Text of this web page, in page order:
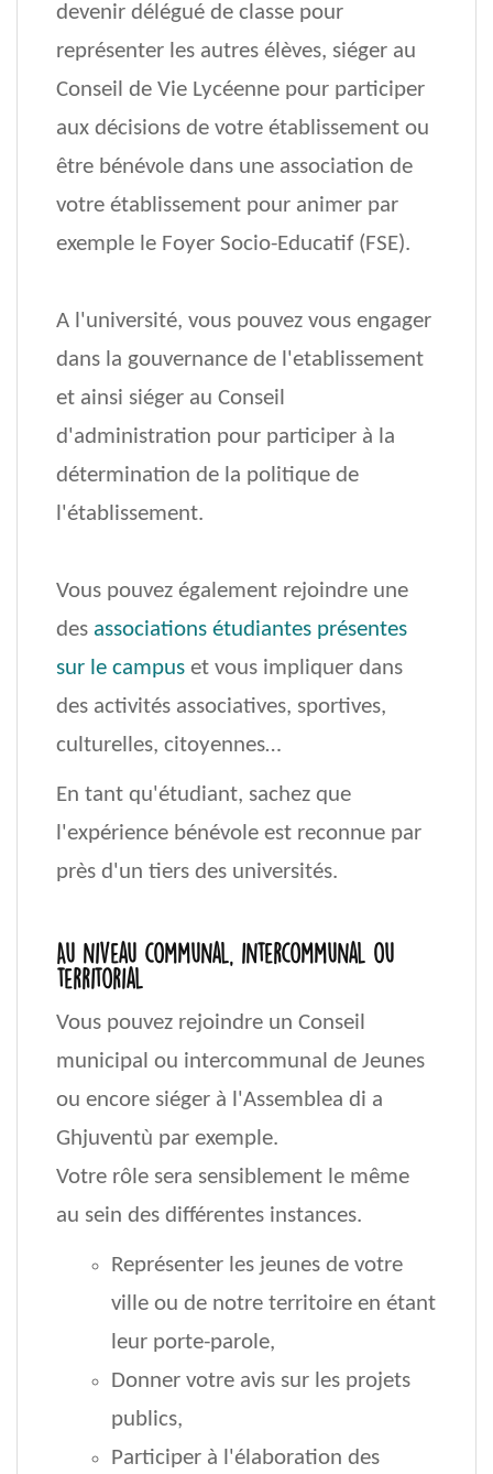
devenir délégué de classe pour
représenter les autres élèves, siéger au
Conseil de Vie Lycéenne pour participer
aux décisions de votre établissement ou
être bénévole dans une as­sociation de
votre éta­blissement pour animer par
exemple le Foyer So­cio-Educatif (FSE).
A l'université, vous pou­vez vous engager
dans la gouver­nance de l'etablissement
et ainsi siéger au Conseil
d'administration pour participer à la
détermination de la politique de
l'établissement.
Vous pouvez également rejoindre une
des associations étudiantes présentes
sur le campus et vous impliquer dans
des activités associatives, sportives,
culturelles, citoyennes…
En tant qu'étudiant, sachez que
l'expérience bénévole est recon­nue par
près d'un tiers des uni­versités.
Au niveau communal, intercommunal ou
territorial
Vous pouvez rejoindre un Conseil
municipal ou intercommunal de Jeunes
ou encore siéger à l'Assemblea di a
Ghjuventù par exemple.
Votre rôle sera sensiblement le même
au sein des différentes instances.
Représenter les jeunes de votre
ville ou de notre territoire en étant
leur porte-parole,
Donner votre avis sur les projets
publics,
Participer à l'élaboration des